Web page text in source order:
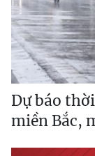
Dự báo
miền Bắc,